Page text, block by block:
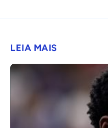
LEIA MAIS